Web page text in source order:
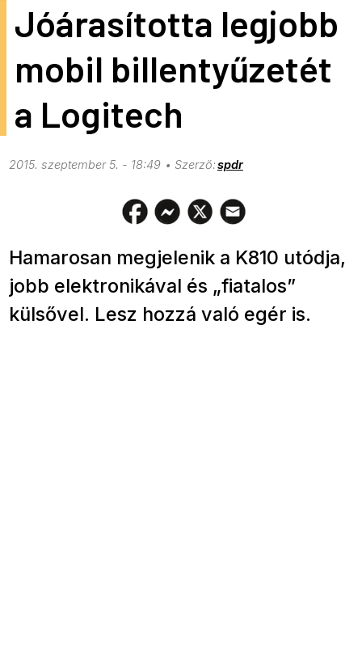
Jóárasította legjobb
mobil billentyűzetét
a Logitech
2015. szeptember 5. - 18:49 spdr
Hamarosan megjelenik a K810 utódja,
jobb elektronikával és „fiatalos”
külsővel. Lesz hozzá való egér is.